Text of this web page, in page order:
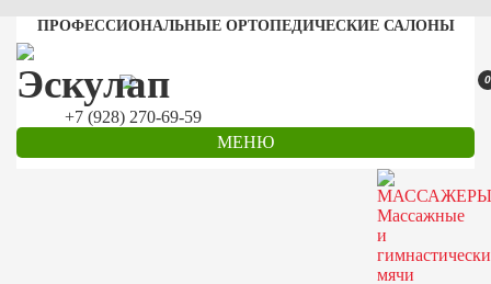
ПРОФЕССИОНАЛЬНЫЕ ОРТОПЕДИЧЕСКИЕ САЛОНЫ
+7 (928) 270-69-59
0
МЕНЮ